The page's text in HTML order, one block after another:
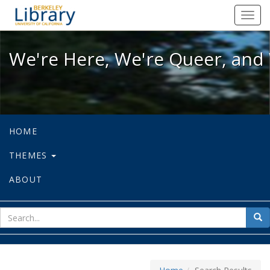
We're Here, We're Queer, and
We're Here, We're Queer,
HOME
THEMES
ABOUT
for